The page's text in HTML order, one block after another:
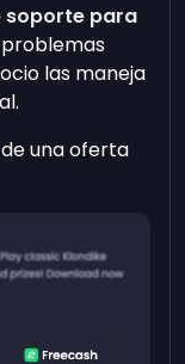
soporte para
problemas
las maneja
una oferta